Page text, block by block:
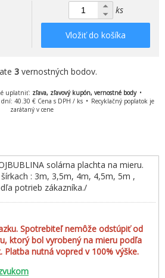
ks
Vložiť do košíka
3 vernostných bodov.
uplatniť: zľava, zľavový kupón, vernostné body
40.30 € Cena s DPH / ks
Recyklačný poplatok je
zarátaný v cene
solárna plachta na mieru.
: 3m, 3,5m, 4m, 4,5m, 5m ,
potrieb zákazníka./
Spotrebiteľ nemôže odstúpiť od
ktorý bol vyrobený na mieru podľa
nutná vopred v 100% výške.